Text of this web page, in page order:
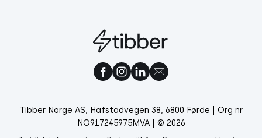
Tibber Norge AS, Hafstadvegen 38, 6800 Førde | Org nr
NO917245975MVA | © 2026